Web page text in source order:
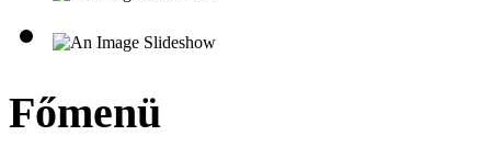
Főmenü